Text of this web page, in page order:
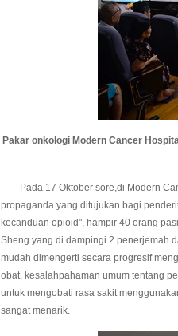
Pakar onkologi ModernCancer
Pada 17 Oktober sore,di Modern
propaganda yang ditujukan bagi
kecanduan opioid", hampir 40 orang
Sheng yang di dampingi 2 penerjemah
mudah dimengerti secara progresif
obat, kesalahpahaman umum tentang
untuk mengobati rasa sakit
sangat menarik.